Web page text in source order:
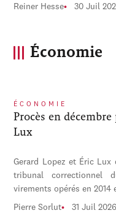
Reiner Hesse 30 Juil
Économie
ÉCONOMIE
Procès en
Lux
Gerard Lopez et Éric Lux
tribunal correctionnel
virements opérés en 2014
Pierre Sorlut 31 Juil